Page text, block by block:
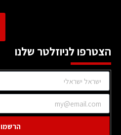
הצטרפו לניוזלטר שלנו
הרשמו